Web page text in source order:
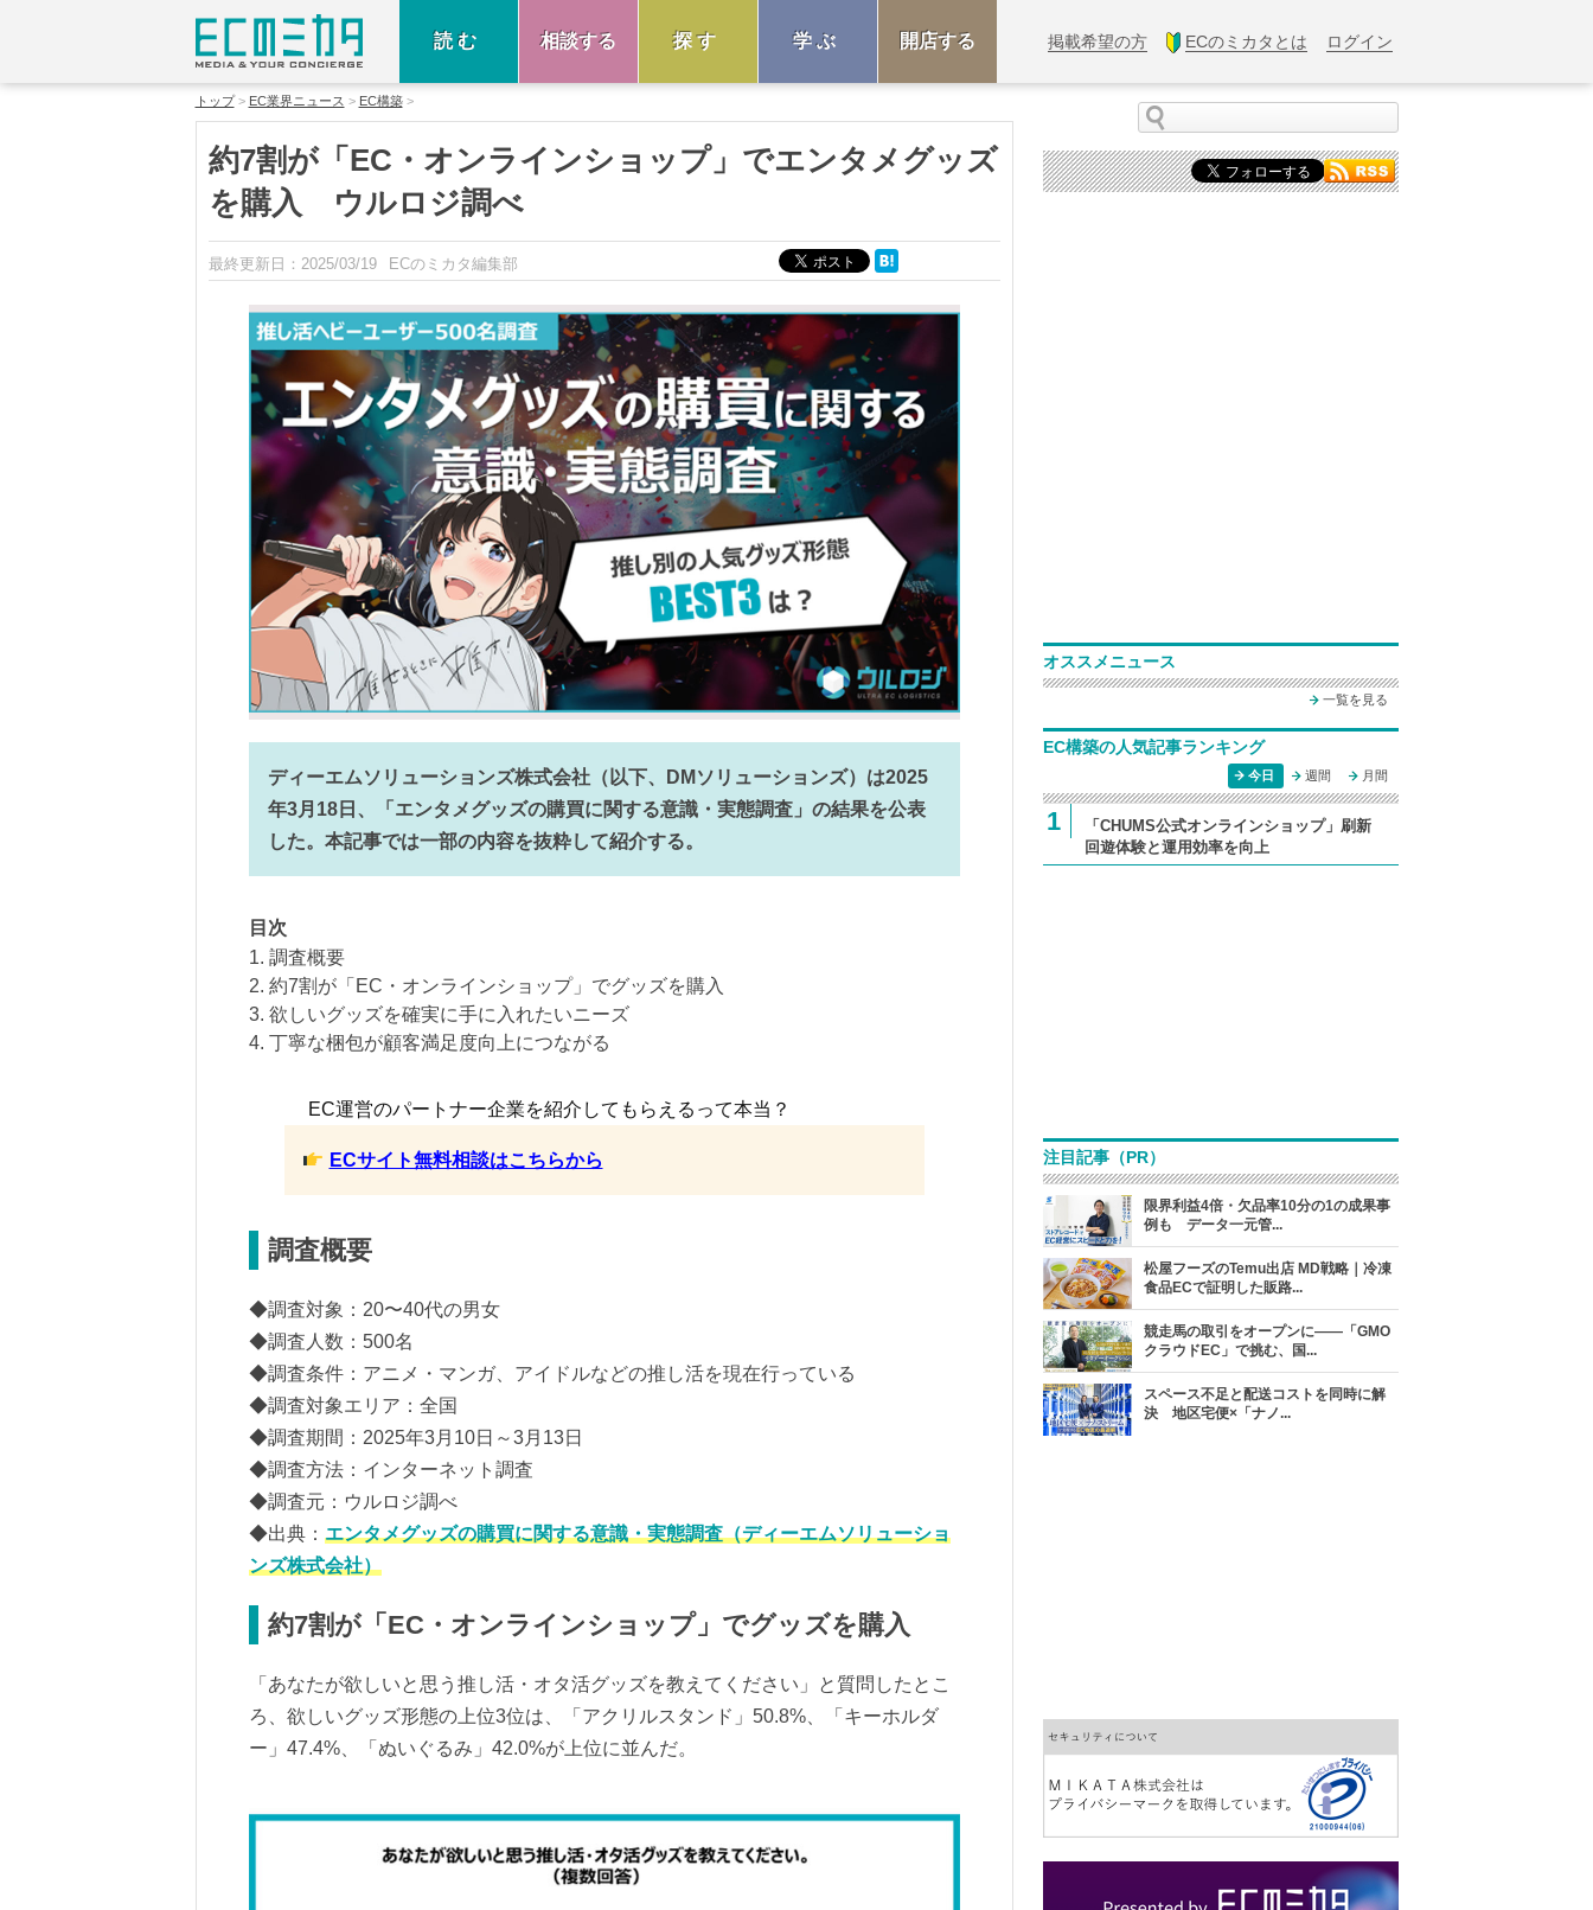
読む 相談する 探す 学ぶ 開店する 掲載希望の方 ECのミカタとは ログイン
トップ EC業界ニュース EC構築
約7割が「EC・オンラインショップ」でエンタメグッズ
を購入 ウルロジ調べ
最終更新日： 2025/03/19 ECのミカタ編集部
ディーエムソリューションズ株式会社（以下、DMソリューションズ）は2025
年3月18日、「エンタメグッズの購買に関する意識・実態調査」の結果を公表
した。本記事では一部の内容を抜粋して紹介する。
目次
1. 調査概要
2. 約7割が「EC・オンラインショップ」でグッズを購入
3. 欲しいグッズを確実に手に入れたいニーズ
4. 丁寧な梱包が顧客満足度向上につながる
EC運営のパートナー企業を紹介してもらえるって本当？
ECサイト無料相談はこちらから
調査概要
◆調査対象：20〜40代の男女
◆調査人数：500名
◆調査条件：アニメ・マンガ、アイドルなどの推し活を現在行っている
◆調査対象エリア：全国
◆調査期間：2025年3月10日～3月13日
◆調査方法：インターネット調査
◆調査元：ウルロジ調べ
◆出典： エンタメグッズの購買に関する意識・実態調査（ディーエムソリューショ
ンズ株式会社）
約7割が「EC・オンラインショップ」でグッズを購入
「あなたが欲しいと思う推し活・オタ活グッズを教えてください」と質問したとこ
ろ、欲しいグッズ形態の上位3位は、「アクリルスタンド」50.8%、「キーホルダ
ー」47.4%、「ぬいぐるみ」42.0%が上位に並んだ。
オススメニュース
一覧を見る
EC構築の人気記事ランキング
今日 週間 月間
1
「CHUMS公式オンラインショップ」刷新
回遊体験と運用効率を向上
注目記事（PR）
限界利益4倍・欠品率10分の1の成果事
例も データ一元管...
松屋フーズのTemu出店 MD戦略｜冷凍
食品ECで証明した販路...
競走馬の取引をオープンに――「GMO
クラウドEC」で挑む、国...
スペース不足と配送コストを同時に解
決 地区宅便×「ナノ...